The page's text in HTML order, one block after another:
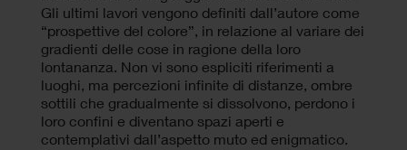
Gli ultimi lavori vengono definiti dall’autore come
“prospettive del colore”, in relazione al variare dei
gradienti delle cose in ragione della loro
lontananza. Non vi sono espliciti riferimenti a
luoghi, ma percezioni infinite di distanze, ombre
sottili che gradualmente si dissolvono, perdono i
loro confini e diventano spazi aperti e
contemplativi dall’aspetto muto ed enigmatico.